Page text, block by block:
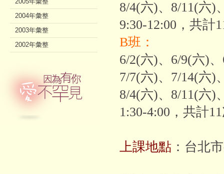
8/4(六)、8/11(六)
9:30-12:00，共計
B班：
6/2(六)、6/9(六)
7/7(六)、7/14(六)
8/4(六)、8/11(六)
1:30-4:00，共計
上課地點 ：台北
2004年彙整
2003年彙整
2002年彙整